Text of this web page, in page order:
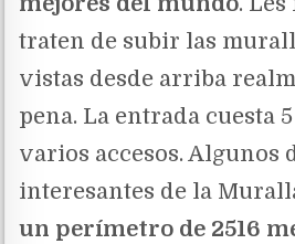
traten de subir las
vistas desde arriba
pena. La entrada cuesta
varios accesos. Algunos
interesantes de la
un perímetro de 2516